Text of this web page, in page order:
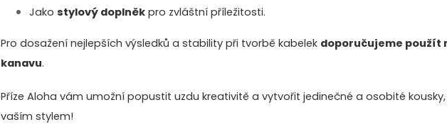
Jako stylový doplněk pro zvláštní příležitosti.
Pro dosažení nejlepších výsledků a stability při tvorbě kabelek doporučujeme použít
kanavu.
Příze Aloha vám umožní popustit uzdu kreativitě a vytvořit jedinečné a osobité
vaším stylem!